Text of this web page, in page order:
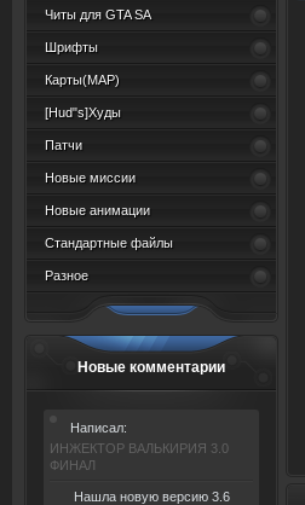
Читы для GTA SA
Шрифты
Карты(MAP)
[Hud"s]Худы
Патчи
Новые миссии
Новые анимации
Стандартные файлы
Разное
Новые комментарии
Написал:
ИНЖЕКТОР ВАЛЬКИРИЯ 3.0
ФИНАЛ
Нашла новую версию 3.6